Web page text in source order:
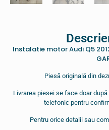
Instalatie motor Audi Q5 2012
Piesă originală din
Livrarea piesei se face doar
telefonic pentru
Pentru orice detalii sau